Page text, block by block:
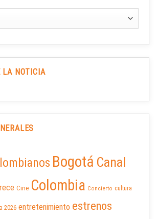
LA NOTICIA
Bogotá Canal
Cine Colombia Concierto cultura
2026 entretenimiento estrenos